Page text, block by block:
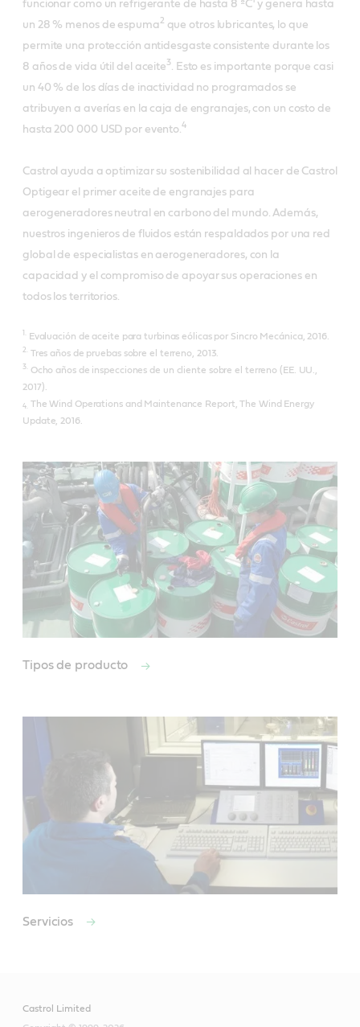
funcionar como un refrigerante de hasta 8 ºC y genera hasta
un 28 % menos de espuma2 que otros lubricantes, lo que
permite una protección antidesgaste consistente durante los
8 años de vida útil del aceite 3. Esto es importante porque casi
un 40 % de los días de inactividad no programados se
atribuyen a averías en la caja de engranajes, con un costo de
hasta 200 000 USD por evento.4
Castrol ayuda a optimizar su sostenibilidad al hacer de Castrol
Optigear el primer aceite de engranajes para
aerogeneradores neutral en carbono del mundo. Además,
nuestros ingenieros de fluidos están respaldados por una red
global de especialistas en aerogeneradores, con la
capacidad y el compromiso de apoyar sus operaciones en
todos los territorios.
Evaluación de aceite para turbinas eólicas por Sincro Mecánica, 2016.
2. Tres años de pruebas sobre el terreno, 2013.
3.
Ocho años de inspecciones de un cliente sobre el terreno (EE. UU.,
2017).
4. The Wind Operations and Maintenance Report, The Wind Energy
Update, 2016.
Tipos de producto
Servicios
Castrol Limited